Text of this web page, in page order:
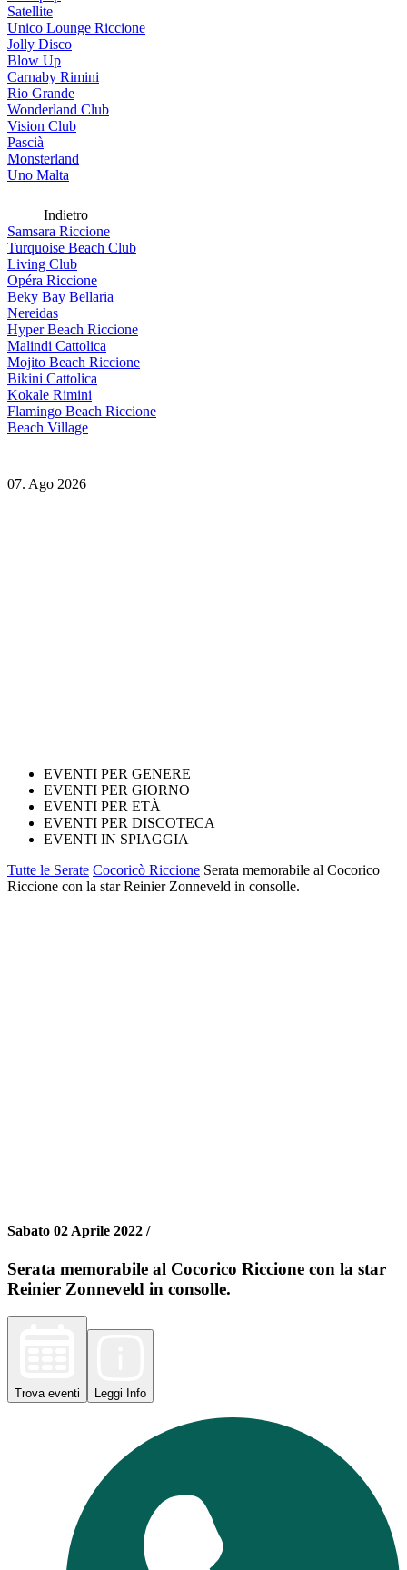
Satellite
Unico Lounge Riccione
Jolly Disco
Blow Up
Carnaby Rimini
Rio Grande
Wonderland Club
Vision Club
Pascià
Monsterland
Uno Malta
Indietro
Samsara Riccione
Turquoise Beach Club
Living Club
Opéra Riccione
Beky Bay Bellaria
Nereidas
Hyper Beach Riccione
Malindi Cattolica
Mojito Beach Riccione
Bikini Cattolica
Kokale Rimini
Flamingo Beach Riccione
Beach Village
07. Ago 2026
EVENTI PER GENERE
EVENTI PER GIORNO
EVENTI PER ETÀ
EVENTI PER DISCOTECA
EVENTI IN SPIAGGIA
Tutte le Serate Cocoricò Riccione Serata memorabile al Cocorico
Riccione con la star Reinier Zonneveld in consolle.
Sabato 02 Aprile 2022 /
Serata memorabile al Cocorico Riccione con la star
Reinier Zonneveld in consolle.
Trova eventi Leggi Info